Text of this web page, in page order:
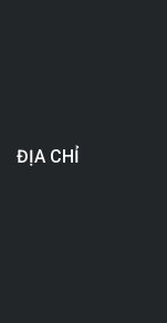
ĐỊA CHỈ